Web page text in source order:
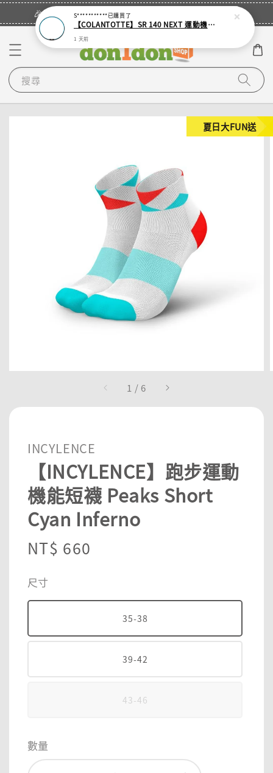
🎉登入會員・領取您的專屬折扣券！
搜尋
1 / 6
夏日大FUN送
INCYLENCE
【INCYLENCE】跑步運動
機能短襪 Peaks Short
Cyan Inferno
Regular
NT$ 660
尺寸
35-38
39-42
43-46
數量
S***********已購買了
【COLANTOTTE】SR 140 NEXT 運動機能磁石項圈
1 天前